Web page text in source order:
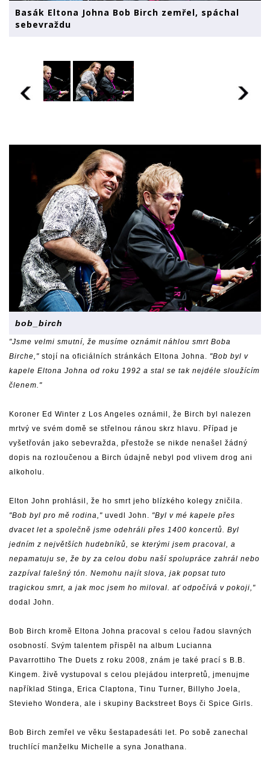
Basák Eltona Johna Bob Birch zemřel, spáchal
sebevraždu
bob_birch
"Jsme velmi smutní, že musíme oznámit náhlou smrt Boba
Birche," stojí na oficiálních stránkách Eltona Johna. "Bob byl v
kapele Eltona Johna od roku 1992 a stal se tak nejdéle sloužícím
členem."
Koroner Ed Winter z Los Angeles oznámil, že Birch byl nalezen
mrtvý ve svém domě se střelnou ránou skrz hlavu. Případ je
vyšetřován jako sebevražda, přestože se nikde nenašel žádný
dopis na rozloučenou a Birch údajně nebyl pod vlivem drog ani
alkoholu.
Elton John prohlásil, že ho smrt jeho blízkého kolegy zničila.
"Bob byl pro mě rodina," uvedl John. "Byl v mé kapele přes
dvacet let a společně jsme odehráli přes 1400 koncertů. Byl
jedním z největších hudebníků, se kterými jsem pracoval, a
nepamatuju se, že by za celou dobu naší spolupráce zahrál nebo
zazpíval falešný tón. Nemohu najít slova, jak popsat tuto
tragickou smrt, a jak moc jsem ho miloval. ať odpočívá v pokoji,"
dodal John.
Bob Birch kromě Eltona Johna pracoval s celou řadou slavných
osobností. Svým talentem přispěl na album Lucianna
Pavarrottiho The Duets z roku 2008, znám je také prací s B.B.
Kingem. živě vystupoval s celou plejádou interpretů, jmenujme
například Stinga, Erica Claptona, Tinu Turner, Billyho Joela,
Stevieho Wondera, ale i skupiny Backstreet Boys či Spice Girls.
Bob Birch zemřel ve věku šestapadesáti let. Po sobě zanechal
truchlící manželku Michelle a syna Jonathana.